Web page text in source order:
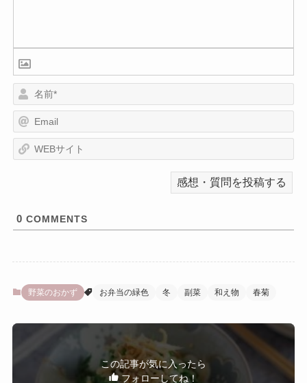
前
m
a
E
0 COMMENTS
野菜のおかず お弁当の緑色 冬 副菜 和え物 春菊
この記事が気に入ったら
フォローしてね！